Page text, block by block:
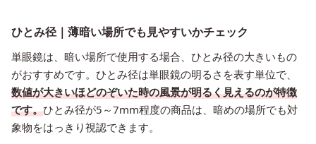
ひとみ径｜薄暗い場所でも見やすいかチェック
単眼鏡は、暗い場所で使用する場合、ひとみ径の大きいもの
がおすすめです。ひとみ径は単眼鏡の明るさを表す単位で、
数値が大きいほどのぞいた時の風景が明るく見えるのが特徴
です。ひとみ径が5～7mm程度の商品は、暗めの場所でも対
象物をはっきり視認できます。